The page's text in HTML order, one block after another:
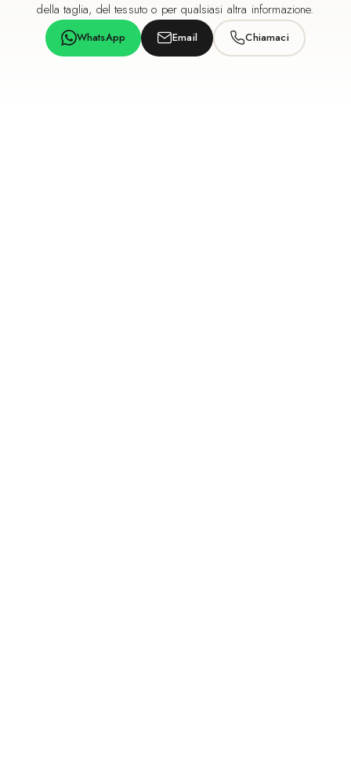
della taglia, del tessuto o per qualsiasi altra informazione.
WhatsApp Email Chiamaci